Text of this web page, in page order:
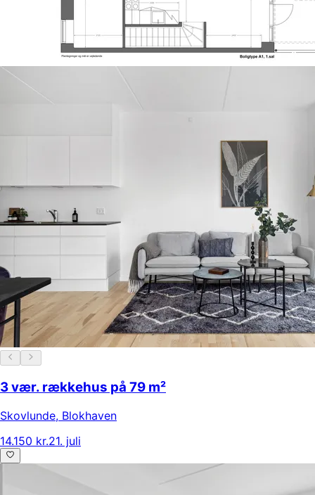
3 vær. rækkehus på 79 m²
Skovlunde, Blokhaven
14.150 kr.21. juli